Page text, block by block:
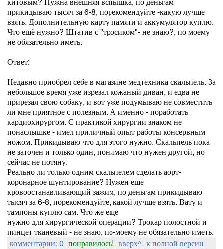
прикидываю тысяч за 6-8, порекомендуйте -какую лучше
взять. Дополнительную карту памяти и аккумулятор куплю.
Что ещё нужно? Штатив с "тросиком"- не знаю?, по моему
не обязательно иметь.
Ответ:
Недавно приобрел себе в магазине медтехника скальпель. За
небольшое время уже изрезал кожаный диван, и едва не
прирезал свою собаку, и вот уже подумываю не совместить
ли мне приятное с полезным. А именно - поработать
кардиохирургом. С практикой хирургии знаком не
понаслышке - имел приличный опыт работы консервным
ножом. Прикидываю что для этого нужно. Скальпель пока
не заточен и только один, понимаю что нужен другой, но
сейчас не потяну.
Реально ли только одним скальпелем сделать аорт-
коронарное шунтирование? Нужен еще
кровоостанавливающий зажим, по деньгам прикидываю
тысяч за 6-8, порекомендуйте, какой лучше взять. Вату и
тампоны куплю сам. Что же еще
нужно для хирургической операции? Трокар полостной и
пинцет тканевый - не знаю, по-моему не обязательно иметь.
комментарии: 0 понравилось! вверх^ к полной версии